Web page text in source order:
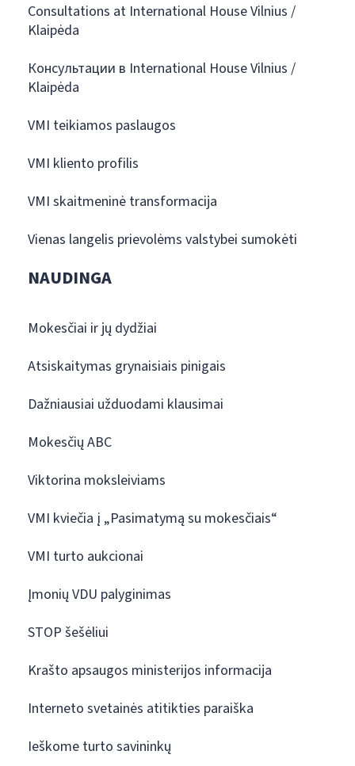
Consultations at International House Vilnius /
Klaipėda
Консультации в International House Vilnius /
Klaipėda
VMI teikiamos paslaugos
VMI kliento profilis
VMI skaitmeninė transformacija
Vienas langelis prievolėms valstybei sumokėti
NAUDINGA
Mokesčiai ir jų dydžiai
Atsiskaitymas grynaisiais pinigais
Dažniausiai užduodami klausimai
Mokesčių ABC
Viktorina moksleiviams
VMI kviečia į „Pasimatymą su mokesčiais“
VMI turto aukcionai
Įmonių VDU palyginimas
STOP šešėliui
Krašto apsaugos ministerijos informacija
Interneto svetainės atitikties paraiška
Ieškome turto savininkų